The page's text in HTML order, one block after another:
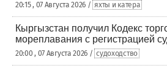
20:15 , 07 Августа 2026 / яхты и катера
Кыргызстан получил Кодекс
мореплавания с регистрацией
20:00 , 07 Августа 2026 / судоходство